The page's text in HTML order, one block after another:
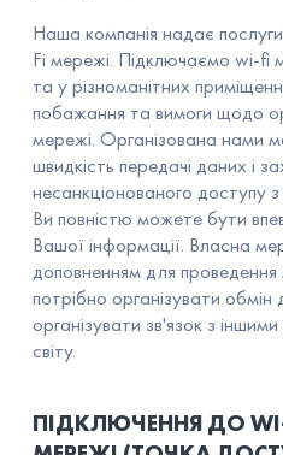
Наша компанія надає
Fi мережі. Підключаємо wi-fi
та у різноманітних
побажання та вимоги щодо
мережі. Організована нами
швидкість передачі даних і
несанкціонованого доступу
Ви повністю можете бути
Вашої інформації. Власна
доповненням для
потрібно організувати
організувати зв'язок з
світу.
ПІДКЛЮЧЕННЯ ДО